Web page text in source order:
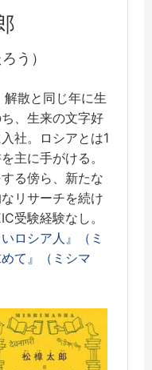
う）
散と同じ年に生
、生来の文字好
社。ロシアとは1
主に手がける。
る傍ら、新たな
リサーチを続け
受験経験なし。
ロシア人』（ミ
て』（ミシマ